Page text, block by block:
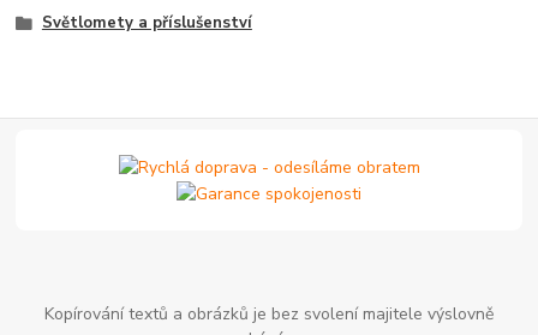
Světlomety a příslušenství
Kopírování textů a obrázků je bez svolení majitele výslovně